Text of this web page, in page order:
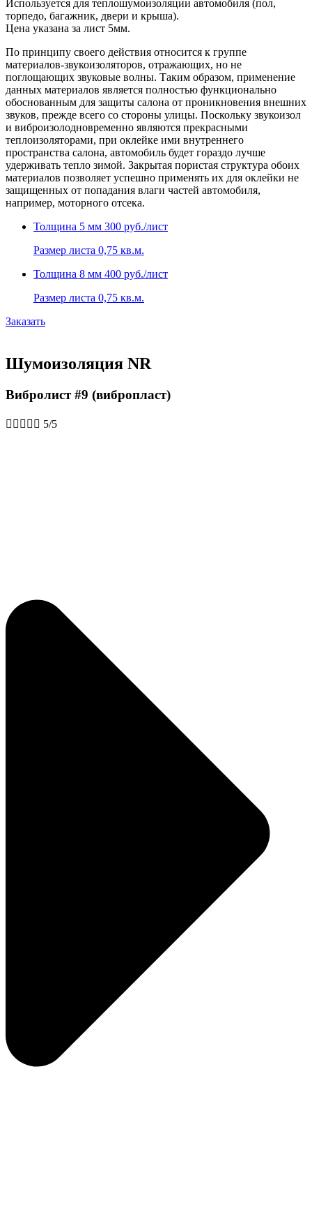
Используется для теплошумоизоляции автомобиля (пол,
торпедо, багажник, двери и крыша).
Цена указана за лист 5мм.
По принципу своего действия относится к группе
материалов-звукоизоляторов, отражающих, но не
поглощающих звуковые волны. Таким образом, применение
данных материалов является полностью функционально
обоснованным для защиты салона от проникновения внешних
звуков, прежде всего со стороны улицы. Поскольку звукоизол
и виброизолодновременно являются прекрасными
теплоизоляторами, при оклейке ими внутреннего
пространства салона, автомобиль будет гораздо лучше
удерживать тепло зимой. Закрытая пористая структура обоих
материалов позволяет успешно применять их для оклейки не
защищенных от попадания влаги частей автомобиля,
например, моторного отсека.
Толщина 5 мм 300 руб./лист
Размер листа 0,75 кв.м.
Толщина 8 мм 400 руб./лист
Размер листа 0,75 кв.м.
Заказать
Шумоизоляция NR
Вибролист #9 (вибропласт)
     5/5